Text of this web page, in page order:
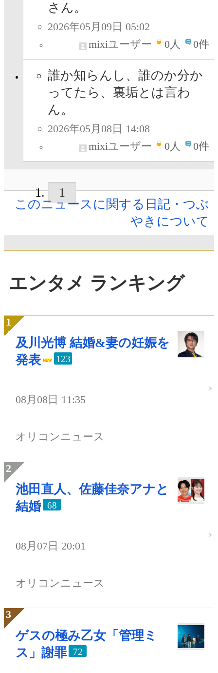
さん。
2026年05月09日 05:02
mixiユーザー
0人 0件
誰か知らんし、誰のか分か
ってたら、裏垢とは言わ
ん。
2026年05月08日 14:08
mixiユーザー
0人 0件
1
このニュースに関する日記・つぶ
やきについて
エンタメ ランキング
及川光博 結婚&妻の妊娠を
発表
123
08月08日 11:35
オリコンニュース
池田直人、佐藤佳奈アナと
結婚
68
08月07日 20:01
オリコンニュース
ゲスの極み乙女「管理ミ
ス」謝罪
72